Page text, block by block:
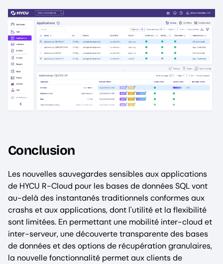
Conclusion
Les nouvelles sauvegardes sensibles aux applications
de HYCU R-Cloud pour les bases de données SQL vont
au-delà des instantanés traditionnels conformes aux
crashs et aux applications, dont l'utilité et la flexibilité
sont limitées. En permettant une mobilité inter-cloud et
inter-serveur, une découverte transparente des bases
de données et des options de récupération granulaires,
la nouvelle fonctionnalité permet aux clients de